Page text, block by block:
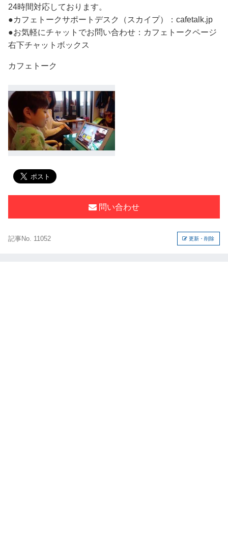
24時間対応しております。
●カフェトークサポートデスク（スカイプ）：cafetalk.jp
●お気軽にチャットでお問い合わせ：カフェトークページ
右下チャットボックス
カフェトーク
問い合わせ
記事No. 11052 更新・削除